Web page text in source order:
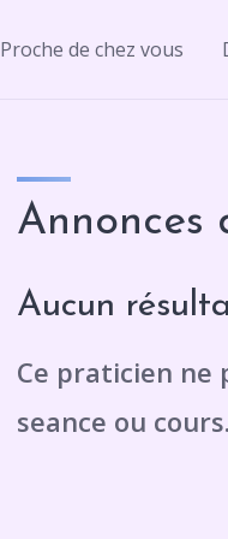
Proche de chez vous
Annonces
Aucun